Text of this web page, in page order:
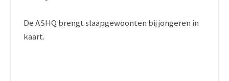
De ASHQ brengt slaapgewoonten bij jongeren in
kaart.